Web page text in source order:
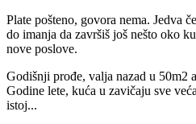
Plate pošteno, govora nema. Jedva
do imanja da završiš još nešto oko
nove poslove.
Godišnji prođe, valja nazad u 50m2
Godine lete, kuća u zavičaju sve
istoj...